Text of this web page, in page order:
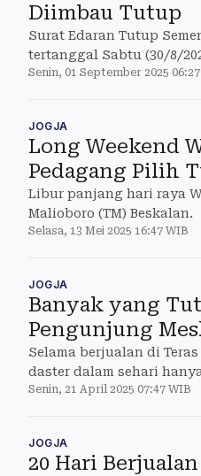
Diimbau Tutup
Surat Edaran Tutup
tertanggal Sabtu (30/8/
Senin, 01 September 2025
JOGJA
Long Weekend
Pedagang Pilih
Libur panjang hari raya
Malioboro (TM) Beskalan.
Selasa, 13 Mei 2025 16:47 WIB
JOGJA
Banyak yang
Pengunjung
Selama berjualan di
daster dalam sehari
Senin, 21 April 2025 07:47 WIB
JOGJA
20 Hari